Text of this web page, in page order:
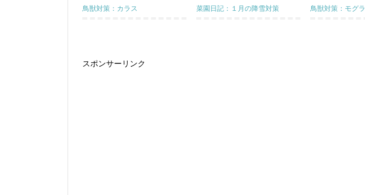
鳥獣対策：カラス 菜園日記：１月の降雪対策 鳥獣対策：モグラ
スポンサーリンク